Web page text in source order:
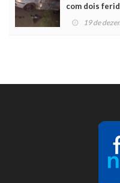
com dois
19 de